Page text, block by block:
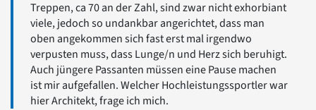
Treppen, ca 70 an der Zahl, sind zwar nicht exhorbiant
viele, jedoch so undankbar angerichtet, dass man
oben angekommen sich fast erst mal irgendwo
verpusten muss, dass Lunge/n und Herz sich beruhigt.
Auch jüngere Passanten müssen eine Pause machen
ist mir aufgefallen. Welcher Hochleistungssportler war
hier Architekt, frage ich mich.